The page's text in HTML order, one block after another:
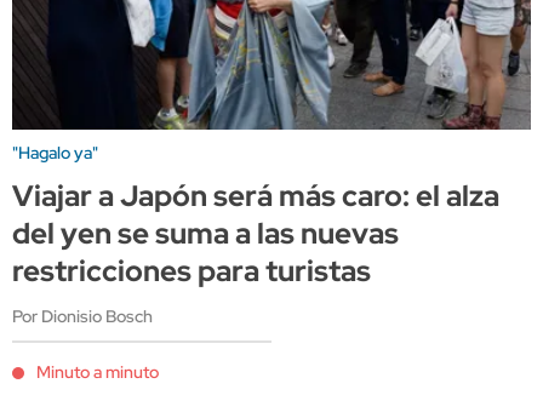
"Hagalo ya"
Viajar a Japón será más caro: el alza
del yen se suma a las nuevas
restricciones para turistas
Por Dionisio Bosch
Minuto a minuto